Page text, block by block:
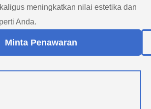
meningkatkan nilai estetika dan
Anda.
Minta Penawaran